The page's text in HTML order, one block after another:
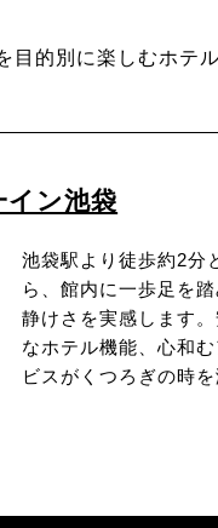
目的別に楽しむホテ
イン池袋
池袋駅より徒歩約2分
ら、館内に一歩足を
静けさを実感します
なホテル機能、心和
ビスがくつろぎの時を